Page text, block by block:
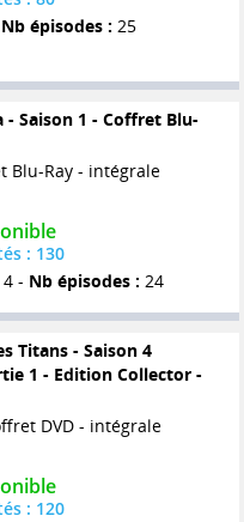
Nb épisodes : 25
- Saison 1 - Coffret Blu-
Blu-Ray - intégrale
: 130
4 - Nb épisodes : 24
Titans - Saison 4
1 - Edition Collector -
DVD - intégrale
: 120